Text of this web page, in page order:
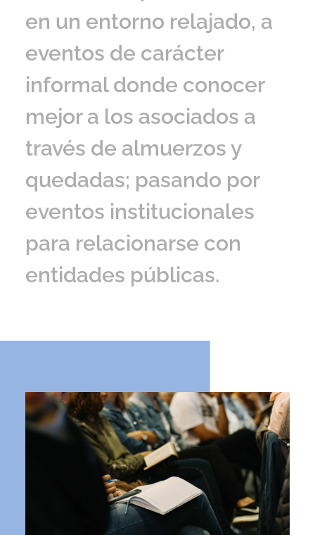
en un entorno relajado, a
eventos de carácter
informal donde conocer
mejor a los asociados a
través de almuerzos y
quedadas; pasando por
eventos institucionales
para relacionarse con
entidades públicas.